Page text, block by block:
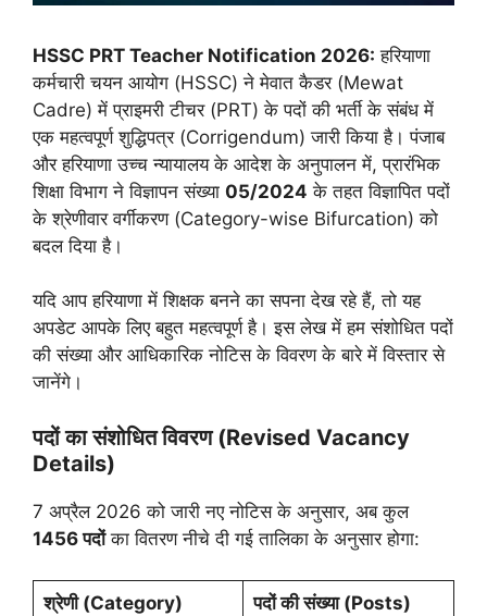
HSSC PRT Teacher Notification 2026: हरियाणा
कर्मचारी चयन आयोग (HSSC) ने मेवात कैडर (Mewat
Cadre) में प्राइमरी टीचर (PRT) के पदों की भर्ती के संबंध में
एक महत्वपूर्ण शुद्धिपत्र (Corrigendum) जारी किया है। पंजाब
और हरियाणा उच्च न्यायालय के आदेश के अनुपालन में, प्रारंभिक
शिक्षा विभाग ने विज्ञापन संख्या 05/2024 के तहत विज्ञापित पदों
के श्रेणीवार वर्गीकरण (Category-wise Bifurcation) को
बदल दिया है।
यदि आप हरियाणा में शिक्षक बनने का सपना देख रहे हैं, तो यह
अपडेट आपके लिए बहुत महत्वपूर्ण है। इस लेख में हम संशोधित पदों
की संख्या और आधिकारिक नोटिस के विवरण के बारे में विस्तार से
जानेंगे।
पदों का संशोधित विवरण (Revised Vacancy
Details)
7 अप्रैल 2026 को जारी नए नोटिस के अनुसार, अब कुल
1456 पदोंका वितरण नीचे दी गई तालिका के अनुसार होगा:
श्रेणी (Category) पदों की संख्या (Posts)